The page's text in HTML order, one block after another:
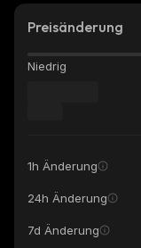
Preisänderung
Niedrig
1h Änderung
24h Änderung
7d Änderung